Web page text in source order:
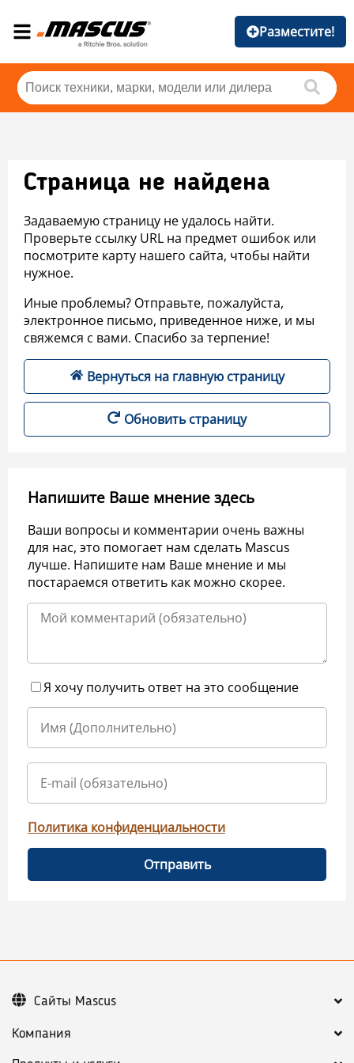
Разместите!
Страница не найдена
Задаваемую страницу не удалось найти.
Проверьте ссылку URL на предмет ошибок или
посмотрите карту нашего сайта, чтобы найти
нужное.
Иные проблемы? Отправьте, пожалуйста,
электронное письмо, приведенное ниже, и мы
свяжемся с вами. Спасибо за терпение!
Вернуться на главную страницу
Обновить страницу
Напишите Ваше мнение здесь
Ваши вопросы и комментарии очень важны
для нас, это помогает нам сделать Mascus
лучше. Напишите нам Ваше мнение и мы
постараемся ответить как можно скорее.
Я хочу получить ответ на это сообщение
Политика конфиденциальности
Отправить
Компания
Сайты Mascus